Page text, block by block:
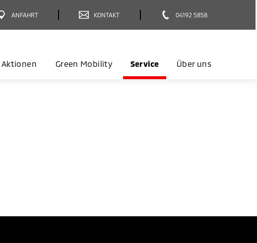
ANFAHRT KONTAKT 04192 5858
Aktionen Green Mobility Service Über uns